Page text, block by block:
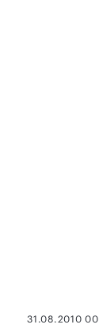
31.08.2010